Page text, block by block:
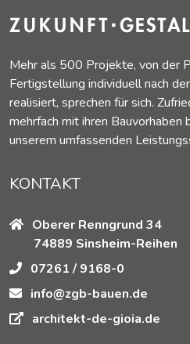
Mehr als 500 Projekte, von der
Fertigstellung individuell nach
realisiert, sprechen für sich.
mehrfach mit ihren Bauvorhaben
unserem umfassenden
KONTAKT
Oberer Renngrund 34
74889 Sinsheim-Reihen
07261 / 9168-0
info@zgb-bauen.de
architekt-de-gioia.de